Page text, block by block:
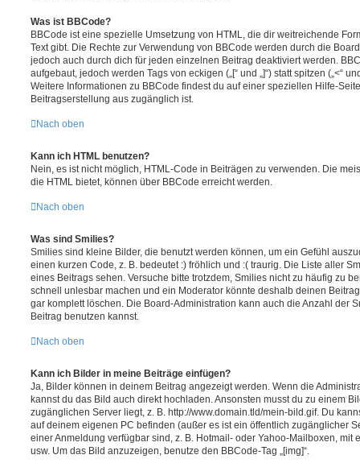
Was ist BBCode?
BBCode ist eine spezielle Umsetzung von HTML, die dir weitreichende
Text gibt. Die Rechte zur Verwendung von BBCode werden durch die
jedoch auch durch dich für jeden einzelnen Beitrag deaktiviert werden.
aufgebaut, jedoch werden Tags von eckigen („[“ und „]“) statt spitzen („<“
Weitere Informationen zu BBCode findest du auf einer speziellen Hilfe-
Beitragserstellung aus zugänglich ist.
Nach oben
Kann ich HTML benutzen?
Nein, es ist nicht möglich, HTML-Code in Beiträgen zu verwenden. Die
die HTML bietet, können über BBCode erreicht werden.
Nach oben
Was sind Smilies?
Smilies sind kleine Bilder, die benutzt werden können, um ein Gefühl
einen kurzen Code, z. B. bedeutet :) fröhlich und :( traurig. Die Liste aller
eines Beitrags sehen. Versuche bitte trotzdem, Smilies nicht zu häufig zu
schnell unlesbar machen und ein Moderator könnte deshalb deinen
gar komplett löschen. Die Board-Administration kann auch die Anzahl der
Beitrag benutzen kannst.
Nach oben
Kann ich Bilder in meine Beiträge einfügen?
Ja, Bilder können in deinem Beitrag angezeigt werden. Wenn die
kannst du das Bild auch direkt hochladen. Ansonsten musst du zu einem
zugänglichen Server liegt, z. B. http://www.domain.tld/mein-bild.gif. Du
auf deinem eigenen PC befinden (außer es ist ein öffentlich zugänglicher
einer Anmeldung verfügbar sind, z. B. Hotmail- oder Yahoo-Mailboxen, mit
usw. Um das Bild anzuzeigen, benutze den BBCode-Tag „[img]“.